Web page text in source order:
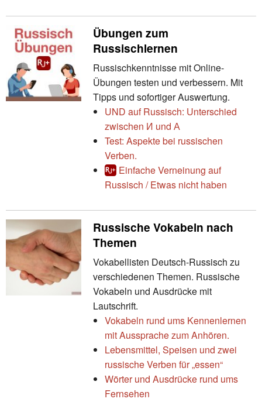
Übungen zum
Russischlernen
Russischkenntnisse mit Online-
Übungen testen und verbessern. Mit
Tipps und sofortiger Auswertung.
UND auf Russisch: Unterschied
zwischen И und А
Test: Aspekte bei russischen
Verben.
Einfache Verneinung auf
Russisch / Etwas nicht haben
Russische Vokabeln nach
Themen
Vokabellisten Deutsch-Russisch zu
verschiedenen Themen. Russische
Vokabeln und Ausdrücke mit
Lautschrift.
Vokabeln rund ums Kennenlernen
mit Aussprache zum Anhören.
Lebensmittel, Speisen und zwei
russische Verben für „essen“
Wörter und Ausdrücke rund ums
Fernsehen